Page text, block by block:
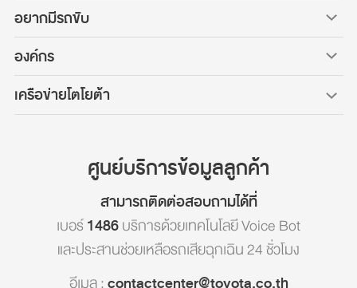
อยากมีรถขับ
องค์กร
เครือข่ายโตโยต้า
ศูนย์บริการข้อมูลลูกค้า
สามารถติดต่อสอบถามได้ที่
เบอร์1486บริการด้วยเทคโนโลยี Voice Bot
และประสานช่วยเหลือรถเสียฉุกเฉิน 24 ชั่วโมง
อีเมล :contactcenter@toyota.co.th